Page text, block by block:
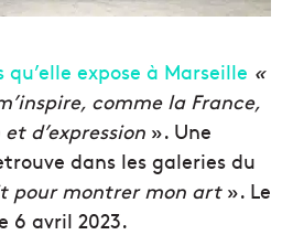
expose à Marseille «
comme la France,
d’expression ». Une
dans les galeries du
pour montrer mon art». Le
6 avril 2023.